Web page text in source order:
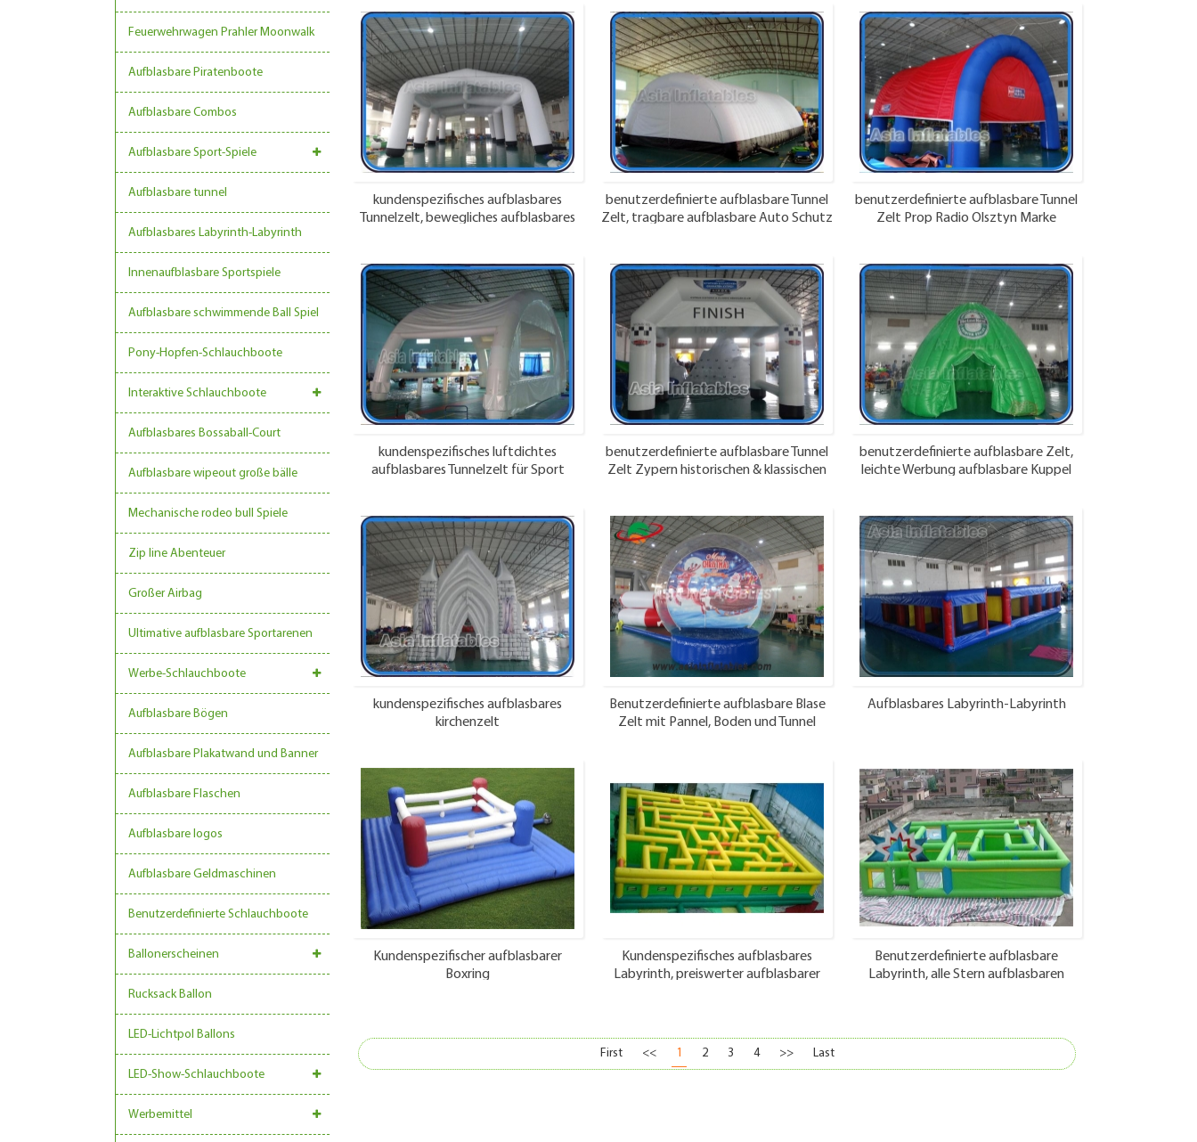
Feuerwehrwagen Prahler Moonwalk
Aufblasbare Piratenboote
Aufblasbare Combos
Aufblasbare Sport-Spiele
Aufblasbare tunnel
Aufblasbares Labyrinth-Labyrinth
Innenaufblasbare Sportspiele
Aufblasbare schwimmende Ball Spiel
Pony-Hopfen-Schlauchboote
Interaktive Schlauchboote
Aufblasbares Bossaball-Court
Aufblasbare wipeout große bälle
Mechanische rodeo bull Spiele
Zip line Abenteuer
Großer Airbag
Ultimative aufblasbare Sportarenen
Werbe-Schlauchboote
Aufblasbare Bögen
Aufblasbare Plakatwand und Banner
Aufblasbare Flaschen
Aufblasbare logos
Aufblasbare Geldmaschinen
Benutzerdefinierte Schlauchboote
Ballonerscheinen
Rucksack Ballon
LED-Lichtpol Ballons
LED-Show-Schlauchboote
Werbemittel
kundenspezifisches aufblasbares
Tunnelzelt, bewegliches aufblasbares
benutzerdefinierte aufblasbare Tunnel
Zelt, tragbare aufblasbare Auto Schutz
benutzerdefinierte aufblasbare Tunnel
Zelt Prop Radio Olsztyn Marke
kundenspezifisches luftdichtes
aufblasbares Tunnelzelt für Sport
benutzerdefinierte aufblasbare Tunnel
Zelt Zypern historischen & klassischen
benutzerdefinierte aufblasbare Zelt,
leichte Werbung aufblasbare Kuppel
kundenspezifisches aufblasbares
kirchenzelt
Benutzerdefinierte aufblasbare Blase
Zelt mit Pannel, Boden und Tunnel
Aufblasbares Labyrinth-Labyrinth
Kundenspezifischer aufblasbarer
Boxring
Kundenspezifisches aufblasbares
Labyrinth, preiswerter aufblasbarer
Benutzerdefinierte aufblasbare
Labyrinth, alle Stern aufblasbaren
First << 1 2 3 4 >> Last